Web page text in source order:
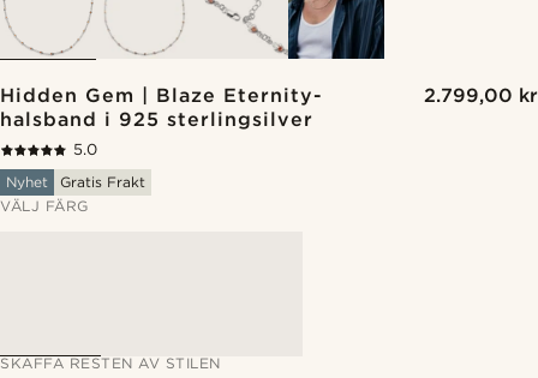
Hidden Gem | Blaze Eternity-
halsband i 925 sterlingsilver
2.799,00 kr
5.0
Nyhet
Gratis Frakt
VÄLJ FÄRG
SKAFFA RESTEN AV STILEN